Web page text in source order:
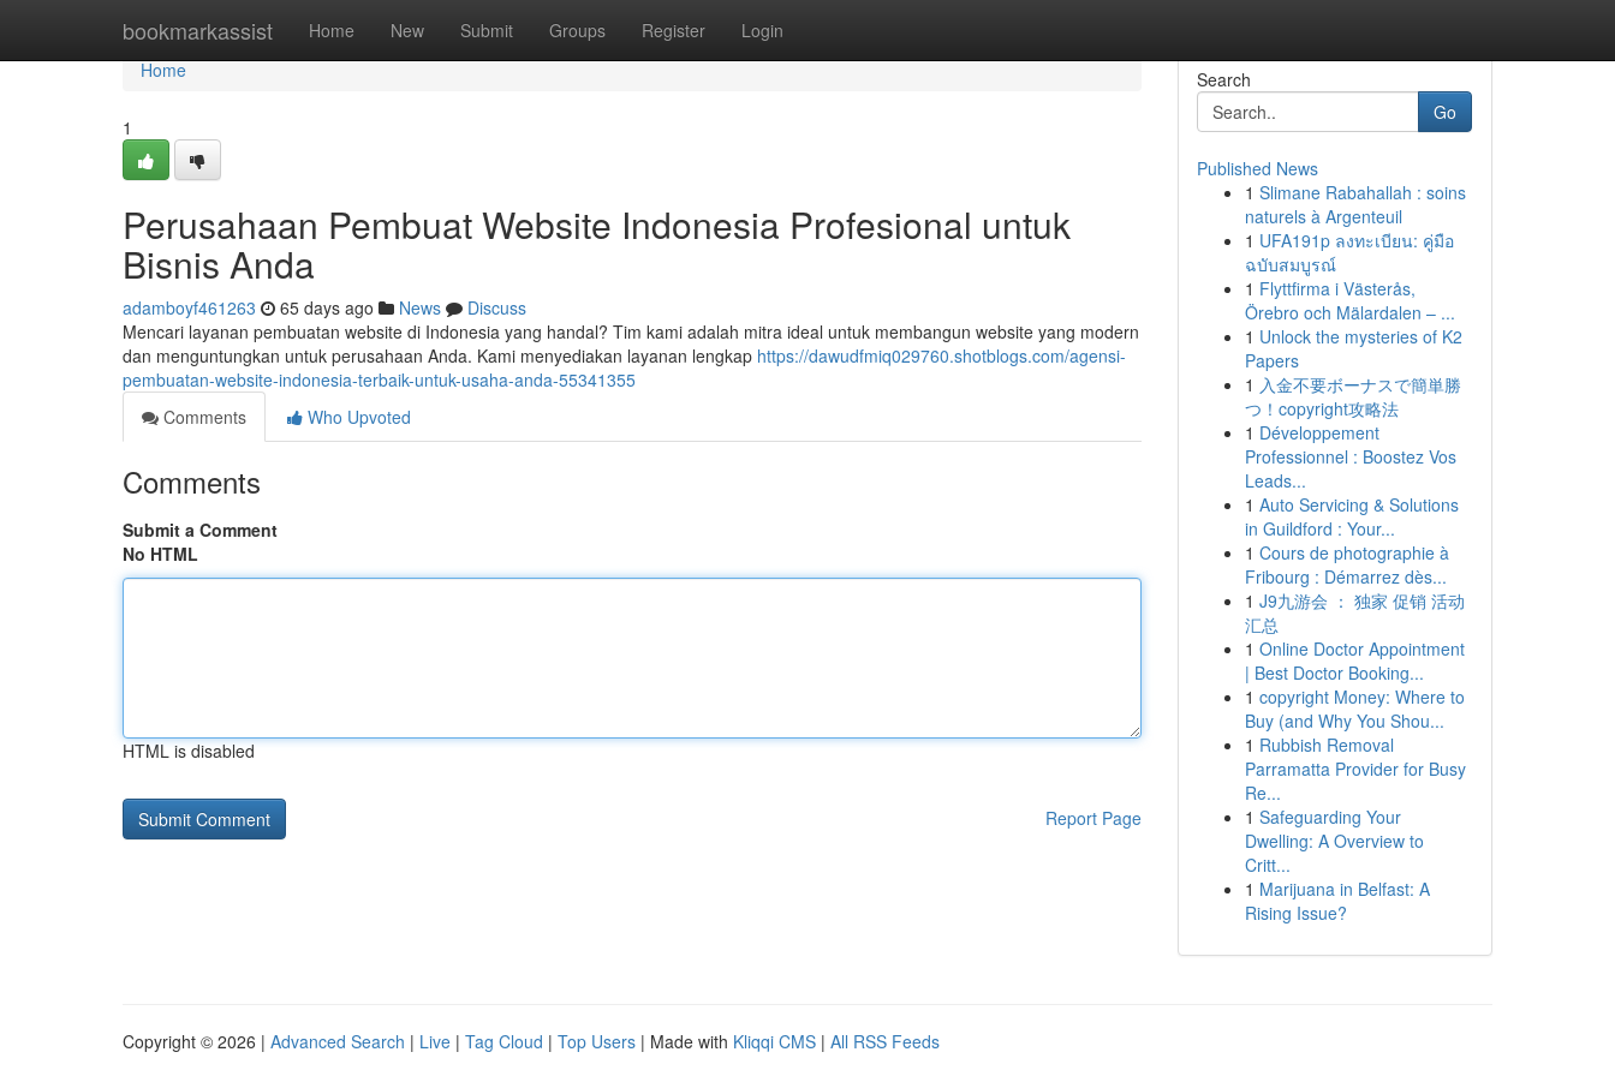
bookmarkassist Home New Submit Groups Register Login
Home
Home
1
Perusahaan Pembuat Website Indonesia Profesional untuk
Bisnis Anda
adamboyf461263 65 days ago News
Discuss
Mencari layanan pembuatan website di Indonesia yang handal? Tim kami adalah mitra ideal untuk membangun website yang modern
dan menguntungkan untuk perusahaan Anda. Kami menyediakan layanan lengkap https://dawudfmiq029760.shotblogs.com/agensi-
pembuatan-website-indonesia-terbaik-untuk-usaha-anda-55341355
Comments
Who Upvoted
Comments
Submit a Comment
No HTML
HTML is disabled
Report Page
Search
Go
Published News
1 Slimane Rabahallah : soins
naturels à Argenteuil
1 UFA191p ลงทะเบียน: คู่มือ
ฉบับสมบูรณ์
1 Flyttfirma i Västerås,
Örebro och Mälardalen – ...
1 Unlock the mysteries of K2
Papers
1 入金不要ボーナスで簡単勝
つ！copyright攻略法
1 Développement
Professionnel : Boostez Vos
Leads...
1 Auto Servicing & Solutions
in Guildford : Your...
1 Cours de photographie à
Fribourg : Démarrez dès...
1 J9九游会 ： 独家 促销 活动
汇总
1 Online Doctor Appointment
| Best Doctor Booking...
1 copyright Money: Where to
Buy (and Why You Shou...
1 Rubbish Removal
Parramatta Provider for Busy
Re...
1 Safeguarding Your
Dwelling: A Overview to
Critt...
1 Marijuana in Belfast: A
Rising Issue?
Copyright © 2026 | Advanced Search | Live | Tag Cloud | Top Users | Made with Kliqqi CMS | All RSS Feeds